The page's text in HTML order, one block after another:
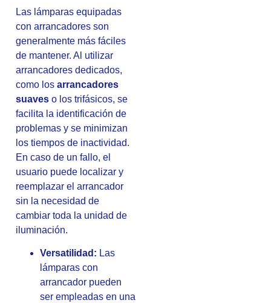
Las lámparas equipadas
con arrancadores son
generalmente más fáciles
de mantener. Al utilizar
arrancadores dedicados,
como los arrancadores
suaves o los trifásicos, se
facilita la identificación de
problemas y se minimizan
los tiempos de inactividad.
En caso de un fallo, el
usuario puede localizar y
reemplazar el arrancador
sin la necesidad de
cambiar toda la unidad de
iluminación.
Versatilidad: Las
lámparas con
arrancador pueden
ser empleadas en una